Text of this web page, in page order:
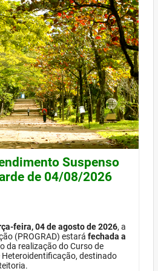
Suspenso
de 04/08/2026
feira, 04 de agosto de 2026, a
(PROGRAD) estará fechada a
da realização do Curso de
destinado